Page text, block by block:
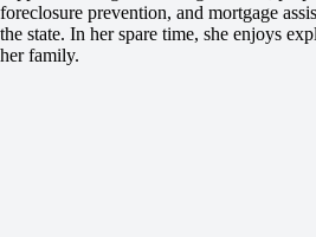
foreclosure prevention, and mortgage
the state. In her spare time, she enjoys
her family.